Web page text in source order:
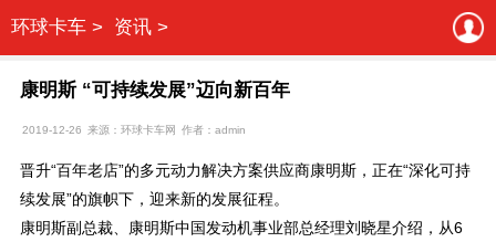
环球卡车 > 资讯 >
康明斯 “可持续发展”迈向新百年
2019-12-26 来源：环球卡车网 作者：admin
晋升“百年老店”的多元动力解决方案供应商康明斯，正在“深化可持
续发展”的旗帜下，迎来新的发展征程。
康明斯副总裁、康明斯中国发动机事业部总经理刘晓星介绍，从6